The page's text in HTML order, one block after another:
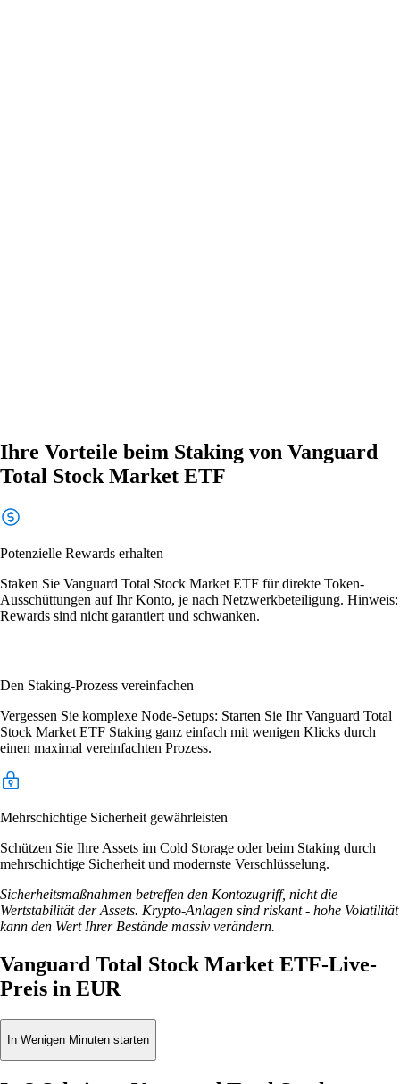
Ihre Vorteile beim Staking von Vanguard
Total Stock Market ETF
Potenzielle Rewards erhalten
Staken Sie Vanguard Total Stock Market ETF für direkte Token-
Ausschüttungen auf Ihr Konto, je nach Netzwerkbeteiligung. Hinweis:
Rewards sind nicht garantiert und schwanken.
Den Staking-Prozess vereinfachen
Vergessen Sie komplexe Node-Setups: Starten Sie Ihr Vanguard Total
Stock Market ETF Staking ganz einfach mit wenigen Klicks durch
einen maximal vereinfachten Prozess.
Mehrschichtige Sicherheit gewährleisten
Schützen Sie Ihre Assets im Cold Storage oder beim Staking durch
mehrschichtige Sicherheit und modernste Verschlüsselung.
Sicherheitsmaßnahmen betreffen den Kontozugriff, nicht die
Wertstabilität der Assets. Krypto-Anlagen sind riskant - hohe Volatilität
kann den Wert Ihrer Bestände massiv verändern.
Vanguard Total Stock Market ETF-Live-
Preis in EUR
In Wenigen Minuten starten